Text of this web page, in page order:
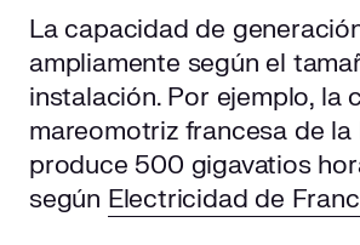
La capacidad de
ampliamente según el
instalación. Por ejemplo, la
mareomotriz francesa de la
produce 500 gigavatios
según Electricidad de